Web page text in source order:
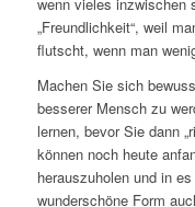
wenn vieles inzwischen
„Freundlichkeit“, weil
flutscht, wenn man
Machen Sie sich
besserer Mensch zu
lernen, bevor Sie dann
können noch heute
herauszuholen und in
wunderschöne Form